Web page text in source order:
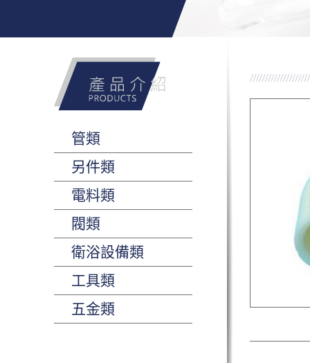
管類
另件類
電料類
閥類
衛浴設備類
工具類
五金類